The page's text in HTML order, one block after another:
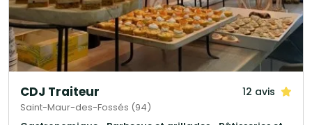
CDJ Traiteur 12 avis
Saint-Maur-des-Fossés (94)